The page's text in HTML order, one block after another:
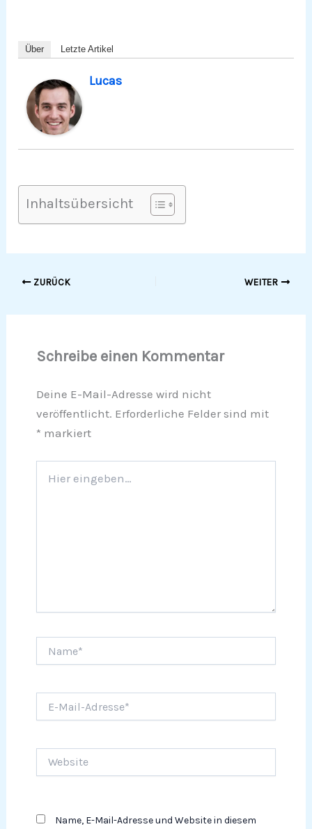
Über Letzte Artikel
Lucas
Inhaltsübersicht
ZURÜCK WEITER
Schreibe einen Kommentar
Deine E-Mail-Adresse wird nicht
veröffentlicht. Erforderliche Felder sind mit
* markiert
eingeben…
Mail-
Name, E-Mail-Adresse und Website in diesem